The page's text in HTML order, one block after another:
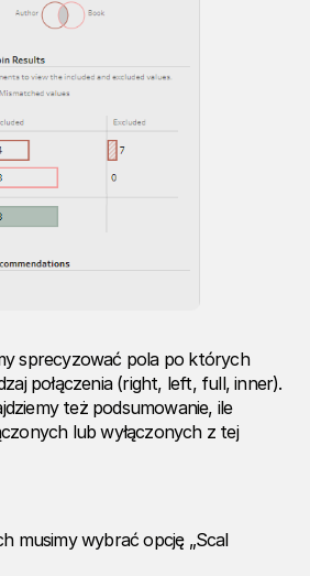
sprecyzować pola po których
połączenia (right, left, full, inner).
też podsumowanie, ile
lub wyłączonych z tej
musimy wybrać opcję „Scal